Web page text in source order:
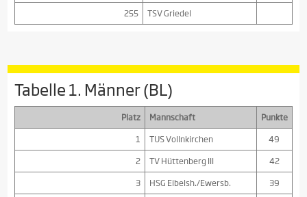
255
TSV Griedel
Tabelle 1. Männer (BL)
Platz Mannschaft
Punkte
1
TUS Vollnkirchen
49
2
TV Hüttenberg III
42
3
HSG Eibelsh./Ewersb. 39